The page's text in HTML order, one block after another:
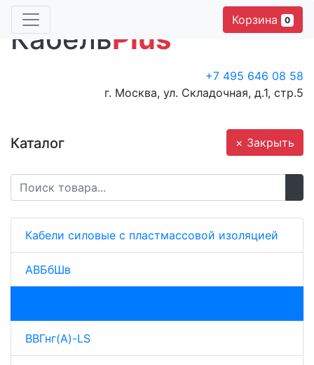
Корзина 0
КабельPlus
+7 495 646 08 58
г. Москва, ул. Складочная, д.1, стр.5
× Закрыть
Каталог
Кабели силовые с пластмассовой изоляцией
АВБбШв
ВВГнг(A)-LS